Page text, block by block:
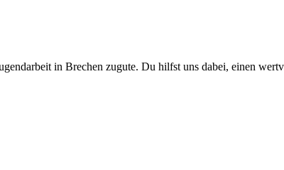
in Brechen zugute. Du hilfst uns dabei, einen